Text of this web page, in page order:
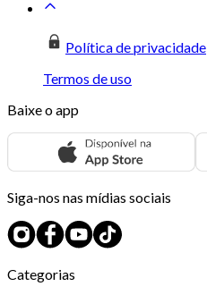
Política de privacidade
Termos de uso
Baixe o app
Siga-nos nas mídias sociais
Categorias